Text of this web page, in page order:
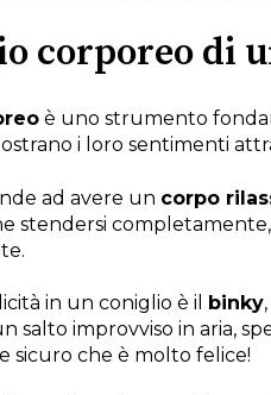
corporeo di
è uno strumento
i loro sentimenti
ad avere un corpo
stendersi
in un coniglio è il binky
salto improvviso in aria,
sicuro che è molto felice!